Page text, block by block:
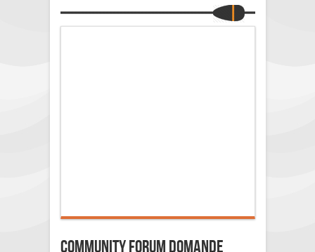
Community Forum Domande